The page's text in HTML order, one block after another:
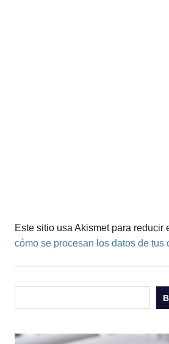
Este sitio usa Akismet para reducir
cómo se procesan los datos de tus